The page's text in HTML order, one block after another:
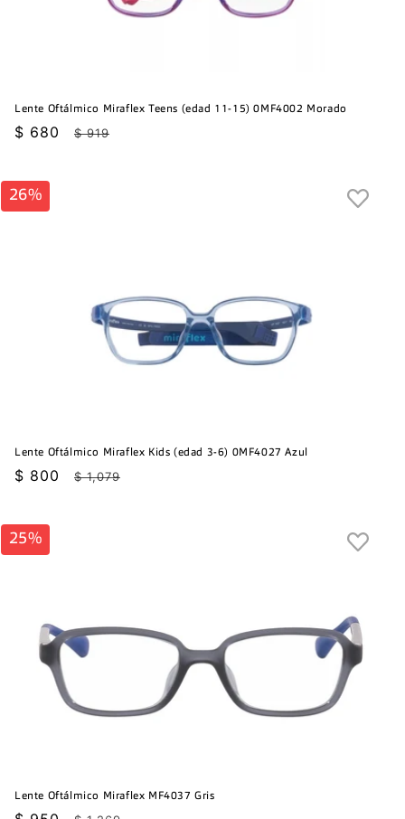
Lente Oftálmico Miraflex Teens (edad 11-15) 0MF4002 Morado
Precio
$ 680
Precio
$ 919
26%
Lente Oftálmico Miraflex Kids (edad 3-6) 0MF4027 Azul
Precio
$ 800
Precio
$ 1,079
25%
Lente Oftálmico Miraflex MF4037 Gris